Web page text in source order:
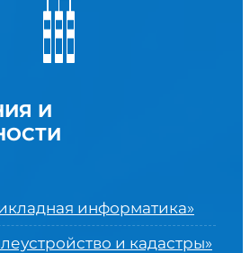
И
информатика»
и кадастры»